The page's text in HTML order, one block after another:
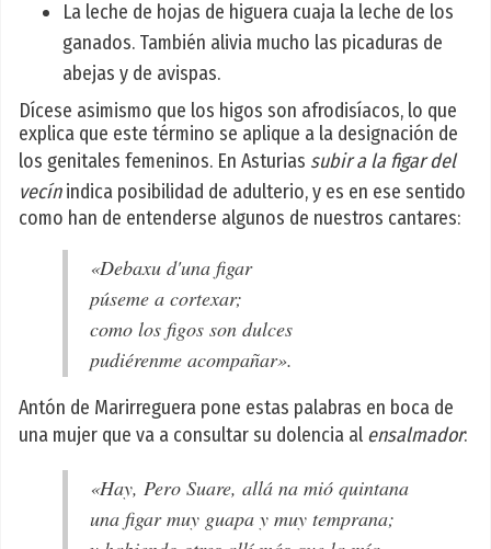
La leche de hojas de higuera cuaja la leche de los
ganados. También alivia mucho las picaduras de
abejas y de avispas.
Dícese asimismo que los higos son afrodisíacos, lo que
explica que este término se aplique a la designación de
los genitales femeninos. En Asturias subir a la figar del
vecínindica posibilidad de adulterio, y es en ese sentido
como han de entenderse algunos de nuestros cantares:
«Debaxu d'una figar
púseme a cortexar;
como los figos son dulces
pudiérenme acompañar».
Antón de Marirreguera pone estas palabras en boca de
una mujer que va a consultar su dolencia al ensalmador:
«Hay, Pero Suare, allá na mió quintana
una figar muy guapa y muy temprana;